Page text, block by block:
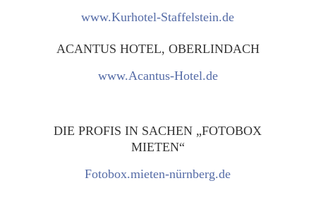
www.Kurhotel-Staffelstein.de
ACANTUS HOTEL, OBERLINDACH
www.Acantus-Hotel.de
DIE PROFIS IN SACHEN „FOTOBOX
MIETEN“
Fotobox.mieten-nürnberg.de